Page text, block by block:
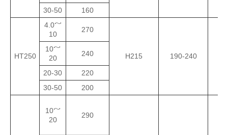
30-50
160
HT250
4.0～
10
270
H215 190-240
10～
20
240
20-30
220
30-50
200
10～
20
290